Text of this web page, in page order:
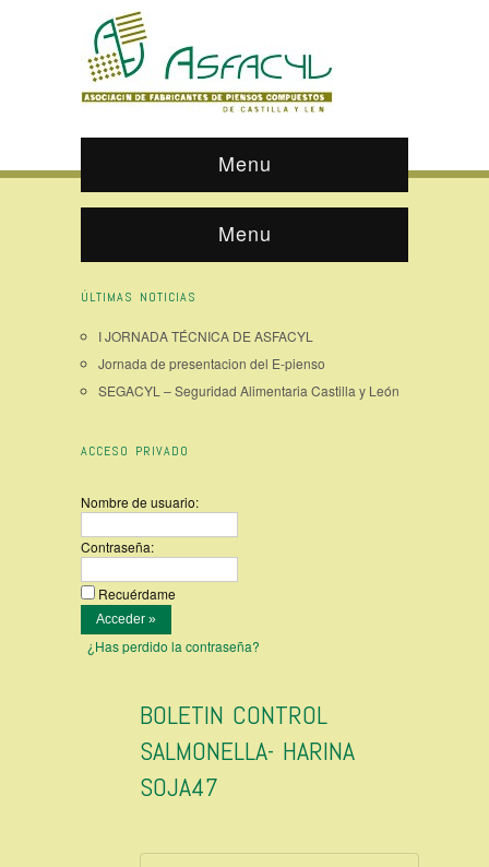
Menu
Menu
ÚLTIMAS NOTICIAS
I JORNADA TÉCNICA DE ASFACYL
Jornada de presentacion del E-pienso
SEGACYL – Seguridad Alimentaria Castilla y León
ACCESO PRIVADO
Nombre de usuario:
Contraseña:
Recuérdame
¿Has perdido la contraseña?
BOLETIN CONTROL
SALMONELLA- HARINA
SOJA47